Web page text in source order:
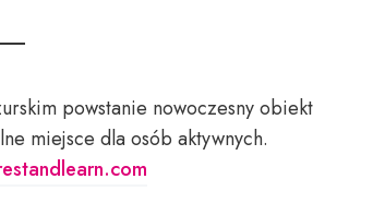
powstanie nowoczesny obiekt
miejsce dla osób aktywnych.